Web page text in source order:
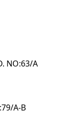
NO:63/A
A-B